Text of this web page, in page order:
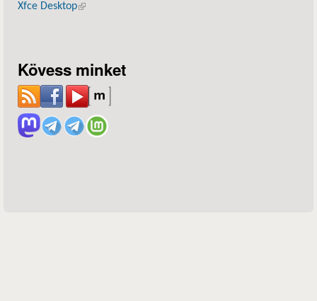
Xfce Desktop(külső hivatkozás)
Kövess minket